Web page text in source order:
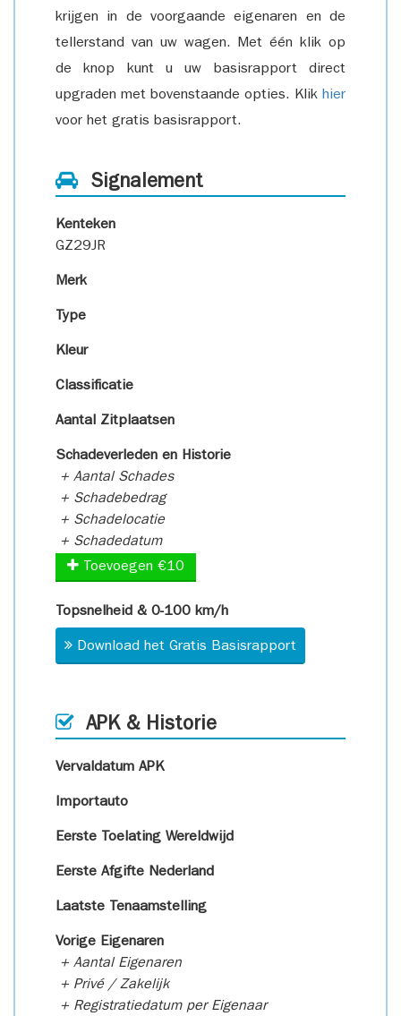
krijgen in de voorgaande eigenaren en de
tellerstand van uw wagen. Met één klik op
de knop kunt u uw basisrapport direct
upgraden met bovenstaande opties. Klik hier
voor het gratis basisrapport.
Signalement
Kenteken
GZ29JR
Merk
Type
Kleur
Classificatie
Aantal Zitplaatsen
Schadeverleden en Historie
+ Aantal Schades
+ Schadebedrag
+ Schadelocatie
+ Schadedatum
Toevoegen €10
Topsnelheid & 0-100 km/h
Download het Gratis Basisrapport
APK & Historie
Vervaldatum APK
Importauto
Eerste Toelating Wereldwijd
Eerste Afgifte Nederland
Laatste Tenaamstelling
Vorige Eigenaren
+ Aantal Eigenaren
+ Privé / Zakelijk
+ Registratiedatum per Eigenaar